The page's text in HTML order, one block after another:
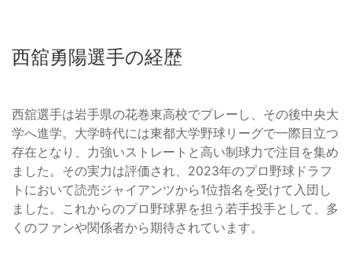
西舘勇陽選手の経歴
西舘選手は岩手県の花巻東高校でプレーし、その後中央大
学へ進学。大学時代には東都大学野球リーグで一際目立つ
存在となり、力強いストレートと高い制球力で注目を集め
ました。その実力は評価され、2023年のプロ野球ドラフ
トにおいて読売ジャイアンツから1位指名を受けて入団し
ました。これからのプロ野球界を担う若手投手として、多
くのファンや関係者から期待されています。